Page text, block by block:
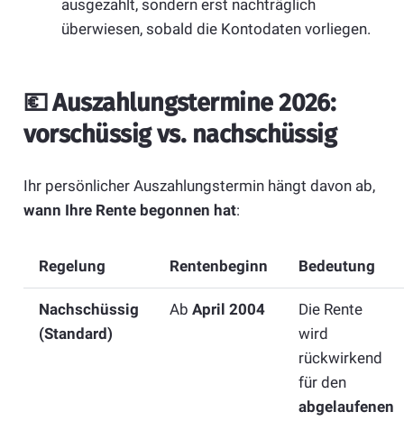
ausgezahlt, sondern erst nachträglich
überwiesen, sobald die Kontodaten vorliegen.
💶 Auszahlungstermine 2026:
vorschüssig vs. nachschüssig
Ihr persönlicher Auszahlungstermin hängt davon ab,
wann Ihre Rente begonnen hat:
Regelung Rentenbeginn Bedeutung
Nachschüssig
(Standard)
Ab April 2004
Die Rente
wird
rückwirkend
für den
abgelaufenen